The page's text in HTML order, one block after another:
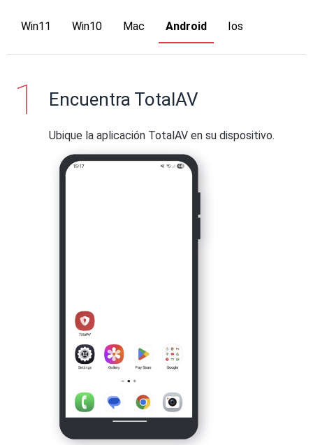
Win11 Win10 Mac Android Ios
Encuentra TotalAV
Ubique la aplicación TotalAV en su dispositivo.